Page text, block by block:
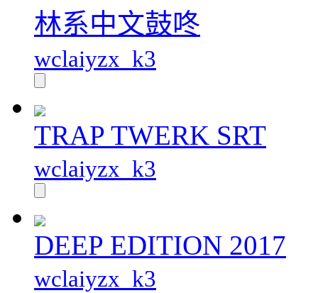
林系中文鼓咚
wclaiyzx_k3
TRAP TWERK SRT
wclaiyzx_k3
DEEP EDITION 2017
wclaiyzx_k3